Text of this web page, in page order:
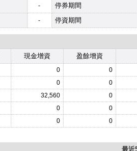
-
停券期間
- 停資期間
現金增資 盈餘增資
0
0
0
0
32,560
0
0
0
0
0
最近